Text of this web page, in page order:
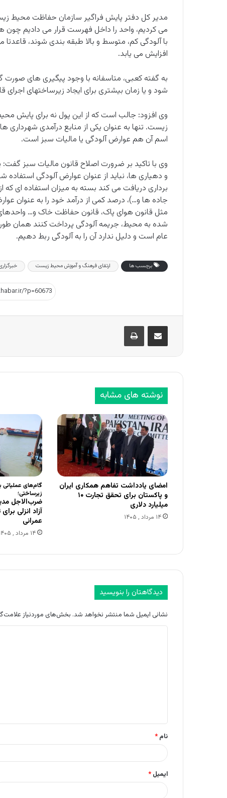
مدیر کل دفتر پایش فراگیر سازمان حفاظت محیط
با آلودگی کم، متوسط و بالا طبقه بندی شوند،
افزایش می یابد.
به گفته کعبی، متاسفانه با وجود پیگیری های صورت
شود و یا زمان بیشتری برای ایجاد زیرساختهای
وی افزود: جالب است که از این پول نه برای پایش
زیست. تنها به عنوان یکی از منابع درآمدی شهرداری
اسم آن هم عوارض آلودگی یا مالیات سبز است.
وی با تاکید بر ضرورت اصلاح قانون مالیات سبز گفت:
و دهیاری ها، نباید از عنوان عوارض آلودگی
برداری دریافت می کند بسته به میزان استفاده ای که
جاده ها و…)، درصد کمی از درآمد خود را به عنوان
مثل قانون هوای پاک، قانون حفاظت خاک و…
شده به محیط، جریمه آلودگی پرداخت کنند همان
عام است و دلیل ندارد آن را به آلودگی ربط دهیم.
برچسب ها ارتقای فرهنگ و آموزش محیط زیست
اشتراک گذاری از طریق ایمیل چاپ
نوشته های مشابه
امضای یادداشت تفاهم همکاری ایران
و پاکستان برای تحقق تجارت ۱۰
میلیارد دلاری
۱۴ مرداد , ۱۴۰۵
گام‌های
زیرساختی؛
ضرب‌الاجل
آزاد انزلی
عمرانی
۱۴ مرداد , ۱۴۰۵
دیدگاهتان را بنویسید
نشانی ایمیل شما منتشر نخواهد شد. بخش‌های موردنیاز
*
نام *
ایمیل *